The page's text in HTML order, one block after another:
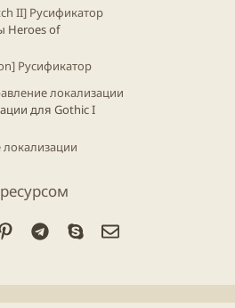
II] Русификатор
Heroes of
Русификатор
локализации
для Gothiс I
локализации
PinterestTelegram
SkypeЭлектронная